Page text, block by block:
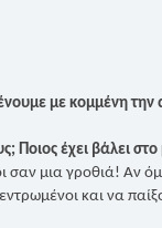
με κομμένη την
έχει βάλει
μια γροθιά! Αν
και να